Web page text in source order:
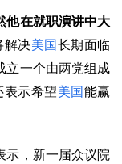
他在就职演讲中大
解决美国 长期面临
立一个由两党组成
表示希望美国 能赢
示，新一届众议院